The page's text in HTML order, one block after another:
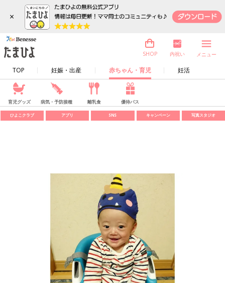
×
TOP 妊娠・出産 赤ちゃん・育児 妊活
SHOP 内祝い メニュー
育児グッズ 病気・予防接種 離乳食 優待パス
ひよこクラブ アプリ SNS キャンペーン 写真スタジオ